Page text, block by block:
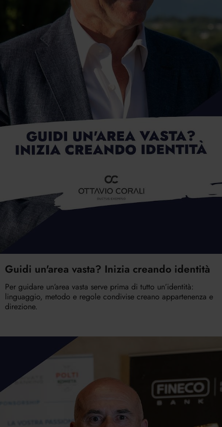
Guidi un'area vasta? Inizia creando identità
Per guidare un’area vasta serve prima di tutto un’identità:
linguaggio, metodo e regole condivise creano appartenenza e
direzione.